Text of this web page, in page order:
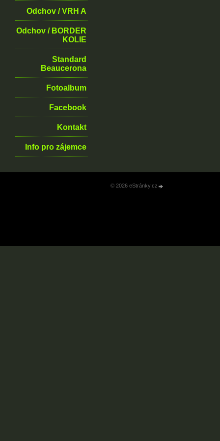
Odchov / VRH A
Odchov / BORDER
KOLIE
Standard
Beaucerona
Fotoalbum
Facebook
Kontakt
Info pro zájemce
© 2026 eStránky.cz